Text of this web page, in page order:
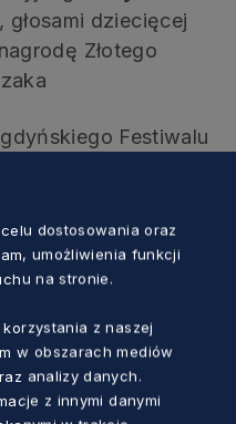
dziecięcej
Złotego
Festiwalu
z
filmy
wiele imprez
Stowarzyszenia
dostosowania oraz
umożliwienia funkcji
na stronie.
z naszej
w obszarach mediów
analizy danych.
z innymi danymi